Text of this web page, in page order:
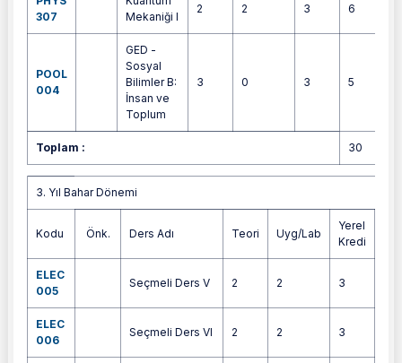
307
Mekaniği I
2 2 3 6
POOL
004
GED -
Sosyal
Bilimler B:
İnsan ve
Toplum
3 0 3 5
Toplam : 30
3. Yıl Bahar Dönemi
3. Yıl Bahar Dönemi
Kodu Önk. Ders Adı Teori Uyg/Lab
Yerel
Kredi
ELEC
005
Seçmeli Ders V 2 2 3
ELEC
006
Seçmeli Ders VI 2 2 3